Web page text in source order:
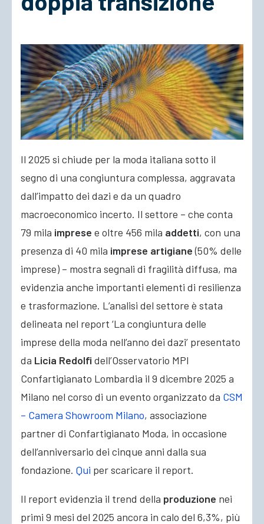
Il 2025 si chiude per la moda italiana sotto il
segno di una congiuntura complessa, aggravata
dall’impatto dei dazi e da un quadro
macroeconomico incerto. Il settore – che conta
79 mila imprese e oltre 456 mila addetti, con una
presenza di 40 mila imprese artigiane(50% delle
imprese) – mostra segnali di fragilità diffusa, ma
evidenzia anche importanti elementi di resilienza
e trasformazione. L’analisi del settore è stata
delineata nel report ‘La congiuntura delle
imprese della moda nell’anno dei dazi’ presentato
da Licia Redolfi dell’Osservatorio MPI
Confartigianato Lombardia il 9 dicembre 2025 a
Milano nel corso di un evento organizzato da CSM
– Camera Showroom Milano, associazione
partner di Confartigianato Moda, in occasione
dell’anniversario dei cinque anni dalla sua
fondazione. Qui per scaricare il report.
Il report evidenzia il trend della produzione nei
primi 9 mesi del 2025 ancora in calo del 6,3%, più